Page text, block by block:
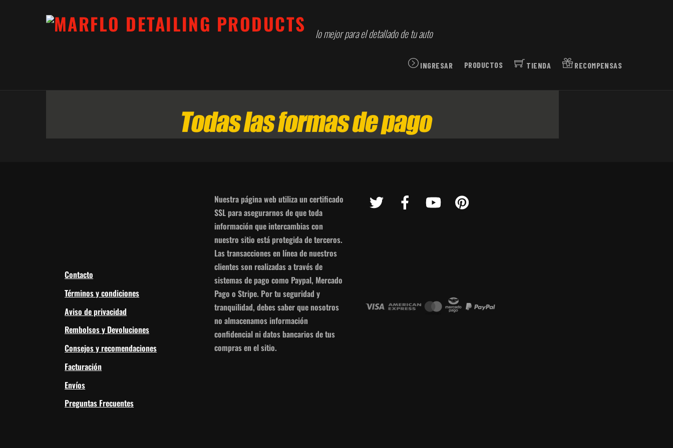
lo mejor para el detallado de tu auto
INGRESAR PRODUCTOS TIENDA RECOMPENSAS
Contacto
Términos y condiciones
Aviso de privacidad
Rembolsos y Devoluciones
Consejos y recomendaciones
Facturación
Envíos
Preguntas Frecuentes
Nuestra página web utiliza un certificado
SSL para asegurarnos de que toda
información que intercambias con
nuestro sitio está protegida de terceros.
Las transacciones en línea de nuestros
clientes son realizadas a través de
sistemas de pago como Paypal, Mercado
Pago o Stripe. Por tu seguridad y
tranquilidad, debes saber que nosotros
no almacenamos información
confidencial ni datos bancarios de tus
compras en el sitio.
Twitter Facebook YouTube